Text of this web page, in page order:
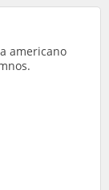
americano